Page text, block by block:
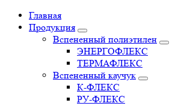
Главная
Продукция
Вспененный полиэтилен
ЭНЕРГОФЛЕКС
ТЕРМАФЛЕКС
Вспененный каучук
К-ФЛЕКС
РУ-ФЛЕКС